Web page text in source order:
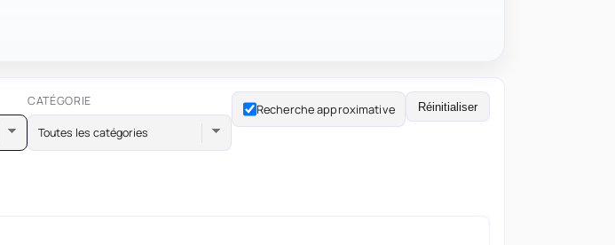
CATÉGORIE
Toutes les catégories
Recherche approximative Réinitialiser